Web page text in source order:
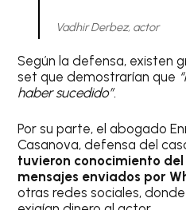
Vadhir Derbez, actor
Según la defensa, existen
set que demostrarían que
haber sucedido”.
Por su parte, el abogado
Casanova, defensa del
tuvieron conocimiento
mensajes enviados por
otras redes sociales,